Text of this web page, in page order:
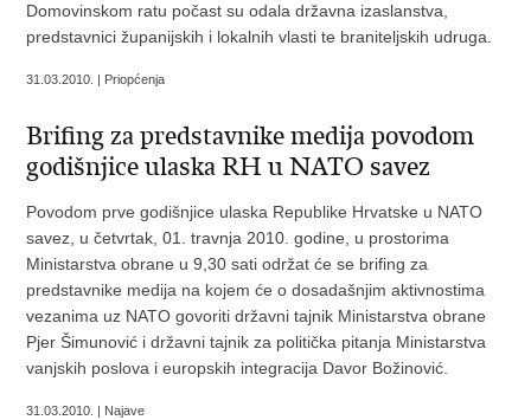
Domovinskom ratu počast su odala državna izaslanstva,
predstavnici županijskih i lokalnih vlasti te braniteljskih udruga.
31.03.2010. | Priopćenja
Brifing za predstavnike medija povodom
godišnjice ulaska RH u NATO savez
Povodom prve godišnjice ulaska Republike Hrvatske u NATO
savez, u četvrtak, 01. travnja 2010. godine, u prostorima
Ministarstva obrane u 9,30 sati održat će se brifing za
predstavnike medija na kojem će o dosadašnjim aktivnostima
vezanima uz NATO govoriti državni tajnik Ministarstva obrane
Pjer Šimunović i državni tajnik za politička pitanja Ministarstva
vanjskih poslova i europskih integracija Davor Božinović.
31.03.2010. | Najave